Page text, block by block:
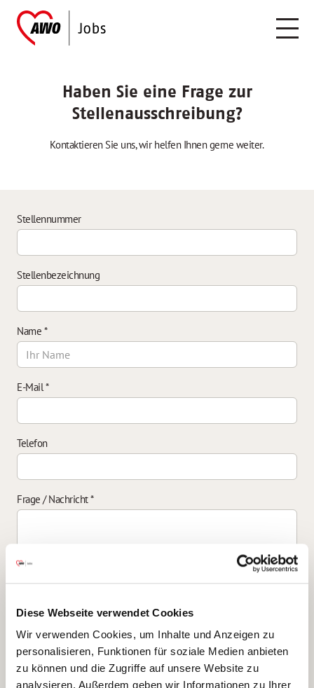
Diese Webseite verwendet Cookies
Wir verwenden Cookies, um Inhalte und Anzeigen zu
personalisieren, Funktionen für soziale Medien anbieten
zu können und die Zugriffe auf unsere Website zu
analysieren. Außerdem geben wir Informationen zu Ihrer
Haben Sie eine Frage zur
Stellenausschreibung?
Kontaktieren Sie uns, wir helfen Ihnen gerne weiter.
Stellennummer
Stellenbezeichnung
Name *
E-Mail*
Telefon
Frage / Nachricht*
Ich bin damit einverstanden, dass meine personenbezogenen Daten
ausschließlich zum Zweck der Durchführung der Kontaktanfrage
verarbeitet, auf IT- Systemen der Garitz Bewirtschaftungsbetriebe
GmbH, Heinrich-von-Kleist-Straße 2, 97688 Bad Kissingen